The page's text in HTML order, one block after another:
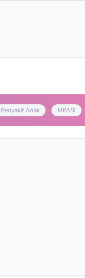
Penyakit Anak MPASI